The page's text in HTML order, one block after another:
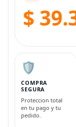
$
🛡️
COMPRA
SEGURA
Proteccion total
en tu pago y tu
pedido.